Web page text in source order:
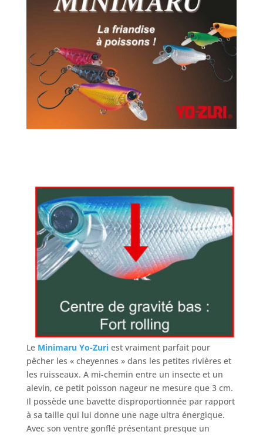
Le Minimaru Yo-Zuriest vraiment parfait pour
pêcher les « cheyennes » dans les petites rivières et
les ruisseaux. A mi-chemin entre un insecte et un
alevin, ce petit poisson nageur ne mesure que 3 cm.
Il possède une bavette disproportionnée par rapport
à sa taille qui lui donne une nage ultra énergique.
Avec son ventre gonflé présentant presque un